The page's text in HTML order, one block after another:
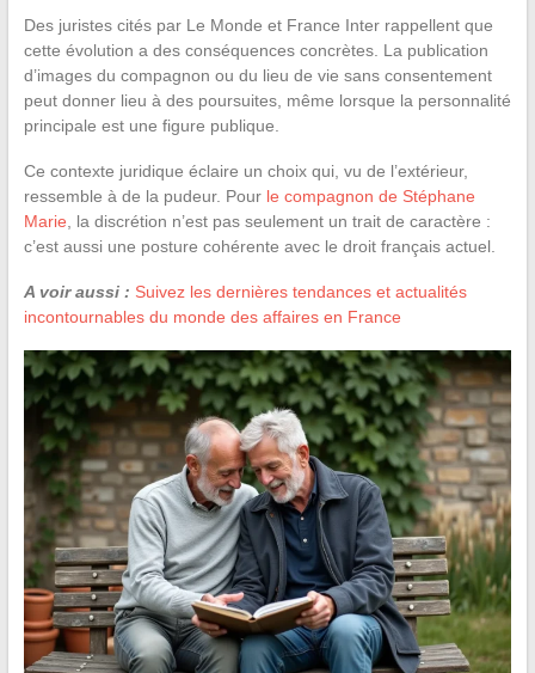
Des juristes cités par Le Monde et France Inter rappellent que
cette évolution a des conséquences concrètes. La publication
d’images du compagnon ou du lieu de vie sans consentement
peut donner lieu à des poursuites, même lorsque la personnalité
principale est une figure publique.
Ce contexte juridique éclaire un choix qui, vu de l’extérieur,
ressemble à de la pudeur. Pour le compagnon de Stéphane
Marie , la discrétion n’est pas seulement un trait de caractère :
c’est aussi une posture cohérente avec le droit français actuel.
A voir aussi : Suivez les dernières tendances et actualités
incontournables du monde des affaires en France